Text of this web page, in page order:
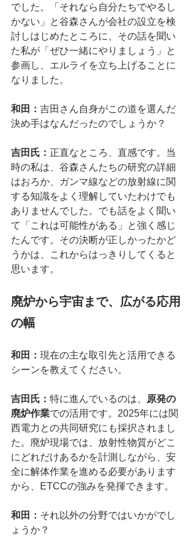
でした。「それなら自分たちでやるし
かない」と谷森さんが会社の設立を検
討しはじめたところに、その話を聞い
た私が「ぜひ一緒にやりましょう」と
参画し、エルライを立ち上げることに
なりました。
和田： 吉田さん自身がこの道を選んだ
決め手はなんだったのでしょうか？
吉田氏： 正直なところ、直感です。当
時の私は、谷森さんたちの研究の詳細
はおろか、ガンマ線などの放射線に関
する知識をよく理解していたわけでも
ありませんでした。でも話をよく聞い
て「これは可能性がある」と強く感じ
たんです。その決断が正しかったかど
うかは、これからはっきりしてくると
思います。
廃炉から宇宙まで、広がる応用
の幅
和田： 現在の主な取引先と活用できる
シーンを教えてください。
吉田氏： 特に進んでいるのは、
原発の
廃炉作業での活用です。2025年には関
西電力との共同研究にも採択されまし
た。廃炉現場では、放射性物質がどこ
にどれだけあるかを計測しながら、安
全に解体作業を進める必要があります
から、ETCCの強みを発揮できます。
和田： それ以外の分野ではいかがでし
ょうか？